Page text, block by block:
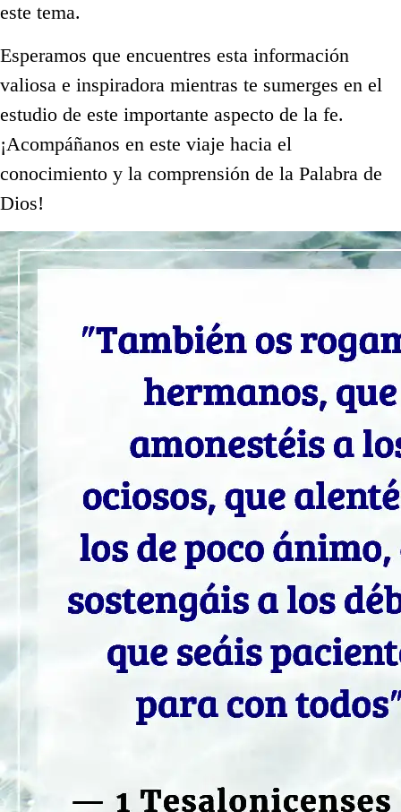
este tema.
Esperamos que encuentres esta información
valiosa e inspiradora mientras te sumerges en el
estudio de este importante aspecto de la fe.
¡Acompáñanos en este viaje hacia el
conocimiento y la comprensión de la Palabra de
Dios!